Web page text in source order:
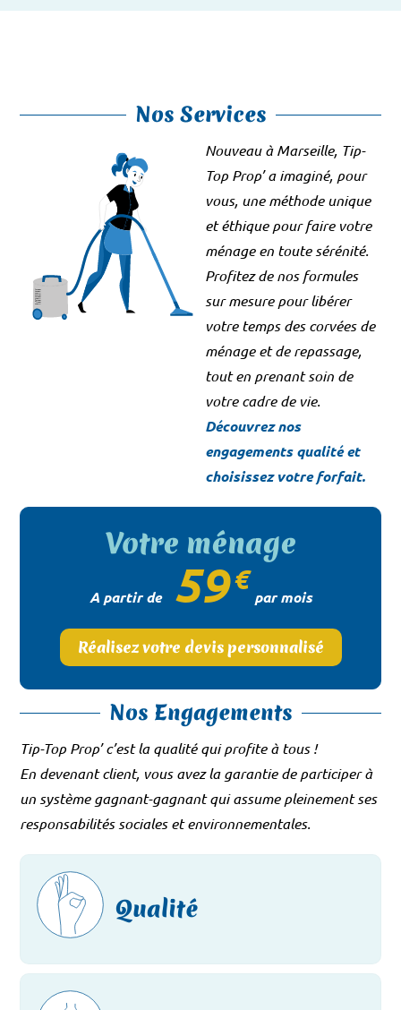
Nos Services
Nouveau à Marseille, Tip-
Top Prop’ a imaginé, pour
vous, une méthode unique
et éthique pour faire votre
ménage en toute sérénité.
Profitez de nos formules
sur mesure pour libérer
votre temps des corvées de
ménage et de repassage,
tout en prenant soin de
votre cadre de vie.
Découvrez nos
engagements qualité et
choisissez votre forfait.
Votre ménage
A partir de59 €
par mois
Réalisez votre devis personnalisé
Nos Engagements
Tip-Top Prop’ c’est la qualité qui profite à tous !
En devenant client, vous avez la garantie de participer à
un système gagnant-gagnant qui assume pleinement ses
responsabilités sociales et environnementales.
Qualité